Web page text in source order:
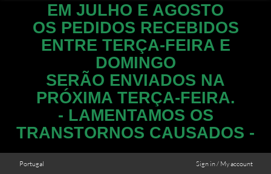
EM JULHO E AGOSTO
OS PEDIDOS RECEBIDOS
ENTRE TERÇA-FEIRA E
DOMINGO
SERÃO ENVIADOS NA
PRÓXIMA TERÇA-FEIRA.
- LAMENTAMOS OS
TRANSTORNOS CAUSADOS -
Sign in / My account
Portugal